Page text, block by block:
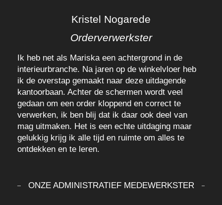
Kristel Nogarede
Orderverwerkster
Ik heb net als Mariska een achtergrond in de
interieurbranche. Na jaren op de winkelvloer heb
ik de overstap gemaakt naar deze uitdagende
kantoorbaan. Achter de schermen wordt veel
gedaan om een order kloppend en correct te
verwerken, ik ben blij dat ik daar ook deel van
mag uitmaken. Het is een echte uitdaging maar
gelukkig krijg ik alle tijd en ruimte om alles te
ontdekken en te leren.
ONZE ADMINISTRATIEF MEDEWERKSTER